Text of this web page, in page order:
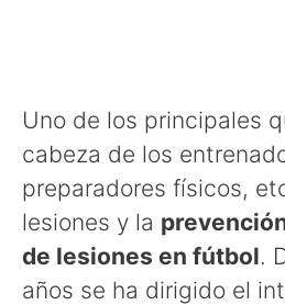
Uno de los principales
cabeza de los
preparadores físicos,
lesiones y la
de lesiones en fútbol.
años se ha dirigido el